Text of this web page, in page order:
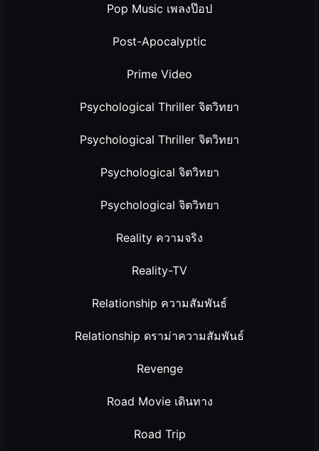
Pop Music เพลงป๊อป
Post-Apocalyptic
Prime Video
Psychological Thriller จิตวิทยา
Psychological Thriller จิตวิทยา
Psychological จิตวิทยา
Psychological จิตวิทยา
Reality ความจริง
Reality-TV
Relationship ความสัมพันธ์
Relationship ดราม่าความสัมพันธ์
Revenge
Road Movie เดินทาง
Road Trip